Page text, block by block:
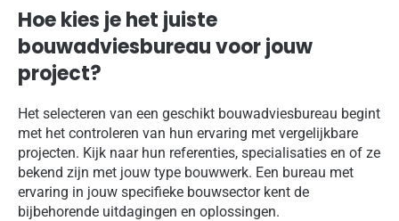
Hoe kies je het juiste
bouwadviesbureau voor jouw
project?
Het selecteren van een geschikt bouwadviesbureau begint
met het controleren van hun ervaring met vergelijkbare
projecten. Kijk naar hun referenties, specialisaties en of ze
bekend zijn met jouw type bouwwerk. Een bureau met
ervaring in jouw specifieke bouwsector kent de
bijbehorende uitdagingen en oplossingen.